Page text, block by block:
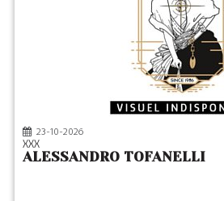
23-10-2026
XXX
ALESSANDRO TOFANELLI